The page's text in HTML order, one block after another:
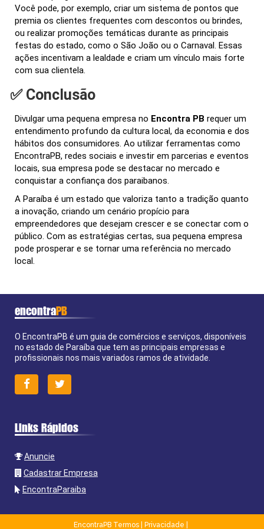
Você pode, por exemplo, criar um sistema de pontos que
premia os clientes frequentes com descontos ou brindes,
ou realizar promoções temáticas durante as principais
festas do estado, como o São João ou o Carnaval. Essas
ações incentivam a lealdade e criam um vínculo mais forte
com sua clientela.
✅ Conclusão
Divulgar uma pequena empresa no Encontra PB requer um
entendimento profundo da cultura local, da economia e dos
hábitos dos consumidores. Ao utilizar ferramentas como
EncontraPB, redes sociais e investir em parcerias e eventos
locais, sua empresa pode se destacar no mercado e
conquistar a confiança dos paraibanos.
A Paraíba é um estado que valoriza tanto a tradição quanto
a inovação, criando um cenário propício para
empreendedores que desejam crescer e se conectar com o
público. Com as estratégias certas, sua pequena empresa
pode prosperar e se tornar uma referência no mercado
local.
encontraPB
O EncontraPB é um guia de comércios e serviços, disponíveis
no estado de Paraíba que tem as principais empresas e
profissionais nos mais variados ramos de atividade.
Links Rápidos
Anuncie
Cadastrar Empresa
EncontraParaiba
EncontraPB Termos| Privacidade